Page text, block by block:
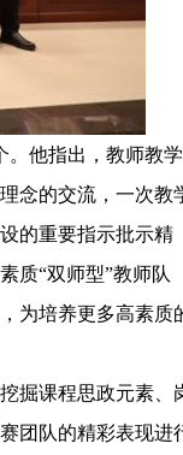
他指出，教师教学
念的交流，一次教
的重要指示批示精
质“双师型”教师队
为培养更多高素质
掘课程思政元素、
团队的精彩表现进